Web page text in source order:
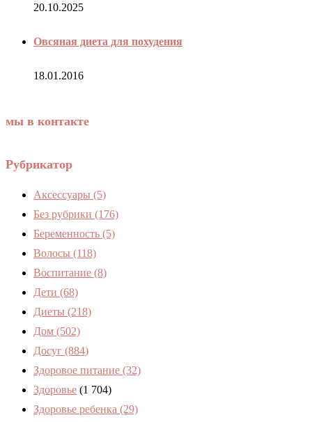
20.10.2025
Овсяная диета для похудения
18.01.2016
мы в контакте
Рубрикатор
Аксессуары (5)
Без рубрики (176)
Беременность (5)
Волосы (118)
Воспитание (8)
Дети (68)
Диеты (218)
Дом (502)
Досуг (884)
Здоровое питание (32)
Здоровье (1 704)
Здоровье ребенка (29)